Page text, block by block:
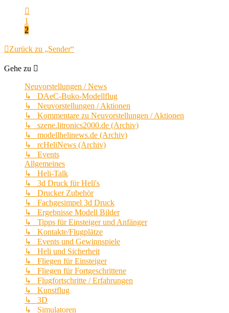
1
2
Zurück zu „Sender“
Gehe zu
Neuvorstellungen / News
↳ DAeC-Buko-Modellflug
↳ Neuvorstellungen / Aktionen
↳ Kommentare zu Neuvorstellungen / Aktionen
↳ szene.litronics2000.de (Archiv)
↳ modellhelinews.de (Archiv)
↳ rcHeliNews (Archiv)
↳ Events
Allgemeines
↳ Heli-Talk
↳ 3d Druck für Heli's
↳ Drucker Zubehör
↳ Fachgesimpel 3d Druck
↳ Ergebnisse Modell Bilder
↳ Tipps für Einsteiger und Anfänger
↳ Kontakte/Flugplätze
↳ Events und Gewinnspiele
↳ Heli und Sicherheit
↳ Fliegen für Einsteiger
↳ Fliegen für Fortgeschrittene
↳ Flugfortschritte / Erfahrungen
↳ Kunstflug
↳ 3D
↳ Simulatoren